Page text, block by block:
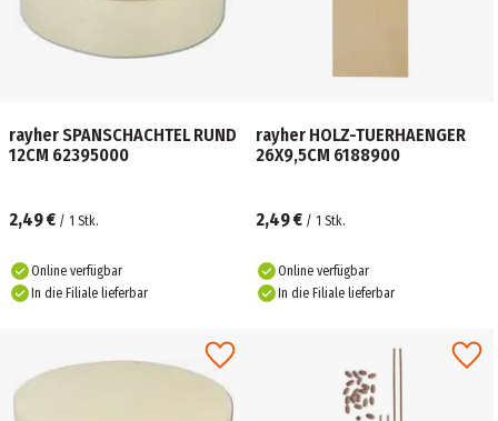
rayher SPANSCHACHTEL RUND
12CM 62395000
2,49 € / 1 Stk.
Online verfügbar
In die Filiale lieferbar
rayher HOLZ-TUERHAENGER
26X9,5CM 6188900
2,49 € / 1 Stk.
Online verfügbar
In die Filiale lieferbar